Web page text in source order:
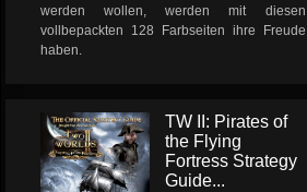
werden wollen, werden mit diesen
vollbepackten 128 Farbseiten ihre Freude
haben.
TW II: Pirates of
the Flying
Fortress Strategy
Guide...